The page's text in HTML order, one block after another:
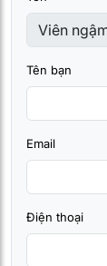
Tên bạn
Email
Điện thoại